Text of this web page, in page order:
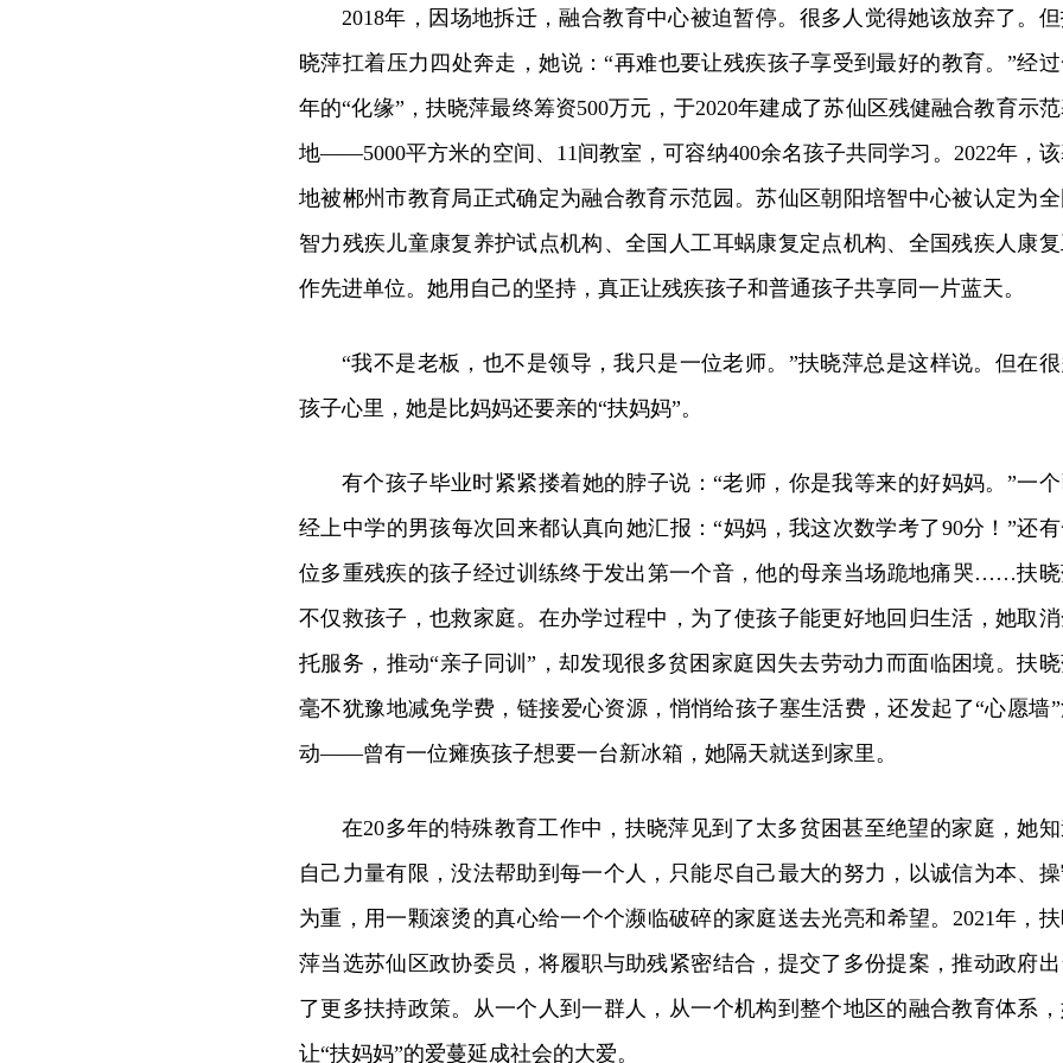
2018年，因场地拆迁，融合教育中心被迫暂停。很多人觉得她该放弃了。
晓萍扛着压力四处奔走，她说：“再难也要让残疾孩子享受到最好的教育。”经
年的“化缘”，扶晓萍最终筹资500万元，于2020年建成了苏仙区残健融合教育示
地——5000平方米的空间、11间教室，可容纳400余名孩子共同学习。2022年，
地被郴州市教育局正式确定为融合教育示范园。苏仙区朝阳培智中心被认定为全
智力残疾儿童康复养护试点机构、全国人工耳蜗康复定点机构、全国残疾人康复
作先进单位。她用自己的坚持，真正让残疾孩子和普通孩子共享同一片蓝天。
“我不是老板，也不是领导，我只是一位老师。”扶晓萍总是这样说。但在很
孩子心里，她是比妈妈还要亲的“扶妈妈”。
有个孩子毕业时紧紧搂着她的脖子说：“老师，你是我等来的好妈妈。”一
经上中学的男孩每次回来都认真向她汇报：“妈妈，我这次数学考了90分！”还
位多重残疾的孩子经过训练终于发出第一个音，他的母亲当场跪地痛哭……扶
不仅救孩子，也救家庭。在办学过程中，为了使孩子能更好地回归生活，她取
托服务，推动“亲子同训”，却发现很多贫困家庭因失去劳动力而面临困境。扶
毫不犹豫地减免学费，链接爱心资源，悄悄给孩子塞生活费，还发起了“心愿墙
动——曾有一位瘫痪孩子想要一台新冰箱，她隔天就送到家里。
在20多年的特殊教育工作中，扶晓萍见到了太多贫困甚至绝望的家庭，她
自己力量有限，没法帮助到每一个人，只能尽自己最大的努力，以诚信为本、
为重，用一颗滚烫的真心给一个个濒临破碎的家庭送去光亮和希望。2021年，
萍当选苏仙区政协委员，将履职与助残紧密结合，提交了多份提案，推动政府出
了更多扶持政策。从一个人到一群人，从一个机构到整个地区的融合教育体系
让“扶妈妈”的爱蔓延成社会的大爱。